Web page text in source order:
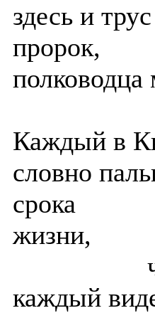
здесь и
пророк,
полководца
Каждый в
словно
срока
жизни,
чтоб в
каждый